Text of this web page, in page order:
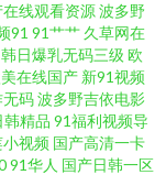
黄址 免费久久黄色
袜 色呦呦中文字幕
青操黄色网址 午夜
在线观看资源波多野
91 91艹艹 久草网在
韩日爆乳无码三级 欧
在线国产 新91视频
无码波多野吉依电影
韩精品 91福利视频导
视频 国产高清一卡
91华人 国产日韩一区